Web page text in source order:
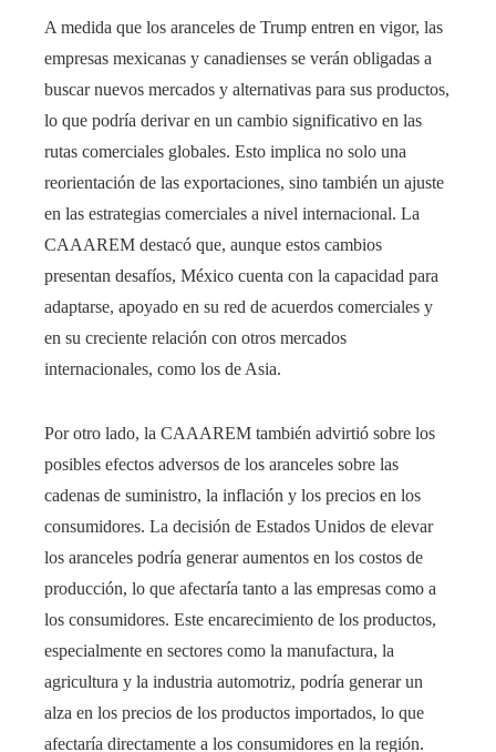
A medida que los aranceles de Trump entren en vigor, las
empresas mexicanas y canadienses se verán obligadas a
buscar nuevos mercados y alternativas para sus productos,
lo que podría derivar en un cambio significativo en las
rutas comerciales globales. Esto implica no solo una
reorientación de las exportaciones, sino también un ajuste
en las estrategias comerciales a nivel internacional. La
CAAAREM destacó que, aunque estos cambios
presentan desafíos, México cuenta con la capacidad para
adaptarse, apoyado en su red de acuerdos comerciales y
en su creciente relación con otros mercados
internacionales, como los de Asia.
Por otro lado, la CAAAREM también advirtió sobre los
posibles efectos adversos de los aranceles sobre las
cadenas de suministro, la inflación y los precios en los
consumidores. La decisión de Estados Unidos de elevar
los aranceles podría generar aumentos en los costos de
producción, lo que afectaría tanto a las empresas como a
los consumidores. Este encarecimiento de los productos,
especialmente en sectores como la manufactura, la
agricultura y la industria automotriz, podría generar un
alza en los precios de los productos importados, lo que
afectaría directamente a los consumidores en la región.